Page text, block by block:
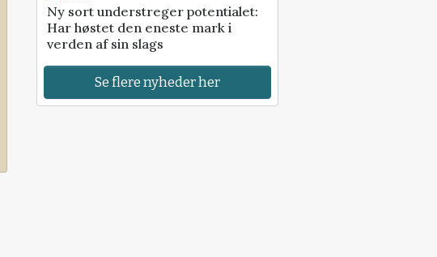
Ny sort understreger potentialet:
Har høstet den eneste mark i
verden af sin slags
Se flere nyheder her